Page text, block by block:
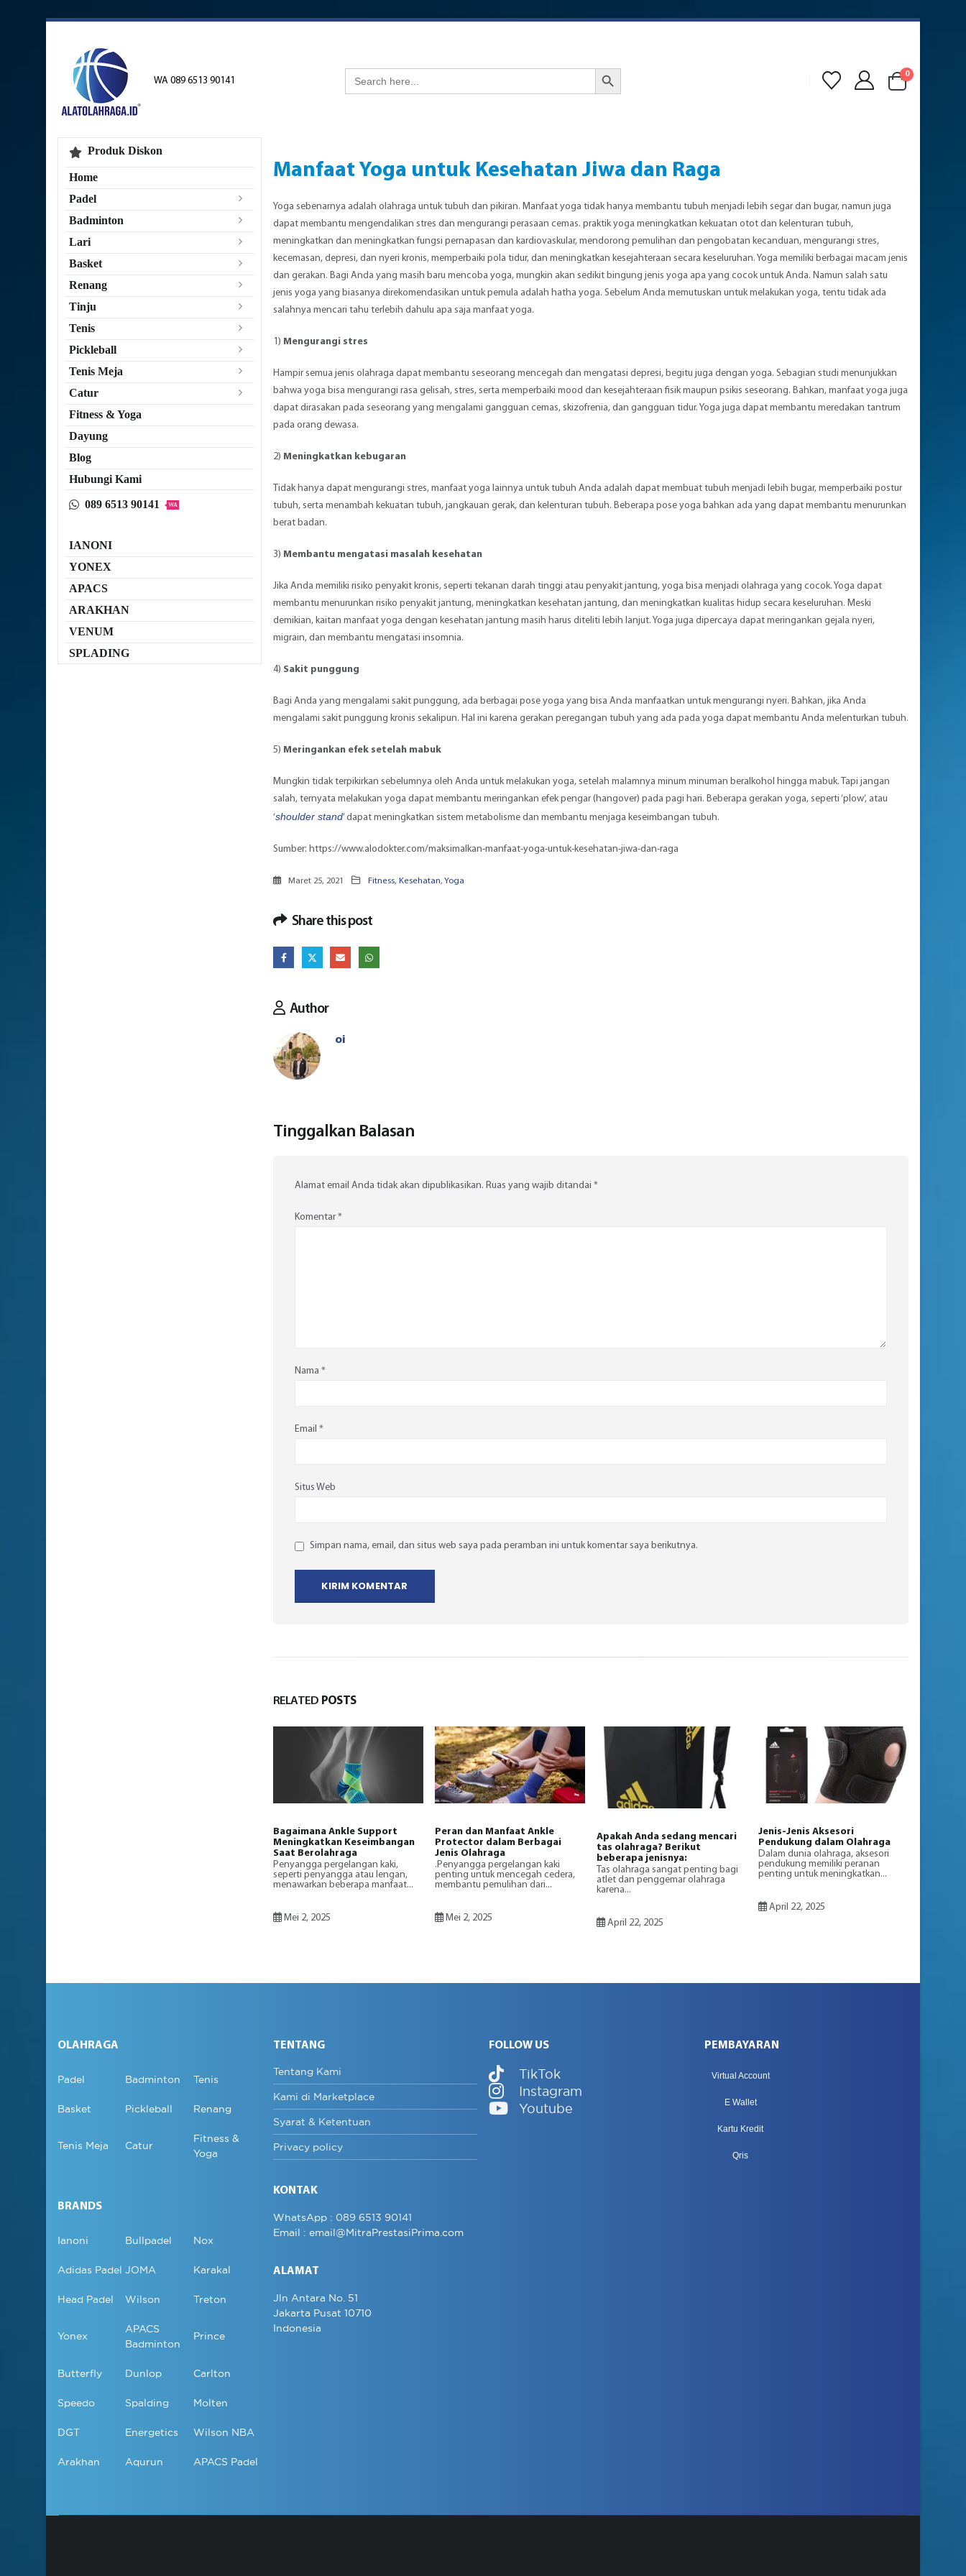
WA 089 6513 90141
Search
for:
Search Button
0
Manfaat Yoga untuk Kesehatan Jiwa dan Raga
Yoga sebenarnya adalah olahraga untuk tubuh dan pikiran. Manfaat yoga tidak hanya membantu tubuh menjadi lebih segar dan bugar, namun juga
dapat membantu mengendalikan stres dan mengurangi perasaan cemas. praktik yoga meningkatkan kekuatan otot dan kelenturan tubuh,
meningkatkan dan meningkatkan fungsi pernapasan dan kardiovaskular, mendorong pemulihan dan pengobatan kecanduan, mengurangi stres,
kecemasan, depresi, dan nyeri kronis, memperbaiki pola tidur, dan meningkatkan kesejahteraan secara keseluruhan. Yoga memiliki berbagai macam jenis
dan gerakan. Bagi Anda yang masih baru mencoba yoga, mungkin akan sedikit bingung jenis yoga apa yang cocok untuk Anda. Namun salah satu
jenis yoga yang biasanya direkomendasikan untuk pemula adalah hatha yoga. Sebelum Anda memutuskan untuk melakukan yoga, tentu tidak ada
salahnya mencari tahu terlebih dahulu apa saja manfaat yoga.
1) Mengurangi stres
Hampir semua jenis olahraga dapat membantu seseorang mencegah dan mengatasi depresi, begitu juga dengan yoga. Sebagian studi menunjukkan
bahwa yoga bisa mengurangi rasa gelisah, stres, serta memperbaiki mood dan kesejahteraan fisik maupun psikis seseorang. Bahkan, manfaat yoga juga
dapat dirasakan pada seseorang yang mengalami gangguan cemas, skizofrenia, dan gangguan tidur. Yoga juga dapat membantu meredakan tantrum
pada orang dewasa.
2) Meningkatkan kebugaran
Tidak hanya dapat mengurangi stres, manfaat yoga lainnya untuk tubuh Anda adalah dapat membuat tubuh menjadi lebih bugar, memperbaiki postur
tubuh, serta menambah kekuatan tubuh, jangkauan gerak, dan kelenturan tubuh. Beberapa pose yoga bahkan ada yang dapat membantu menurunkan
berat badan.
3) Membantu mengatasi masalah kesehatan
Jika Anda memiliki risiko penyakit kronis, seperti tekanan darah tinggi atau penyakit jantung, yoga bisa menjadi olahraga yang cocok. Yoga dapat
membantu menurunkan risiko penyakit jantung, meningkatkan kesehatan jantung, dan meningkatkan kualitas hidup secara keseluruhan. Meski
demikian, kaitan manfaat yoga dengan kesehatan jantung masih harus diteliti lebih lanjut. Yoga juga dipercaya dapat meringankan gejala nyeri,
migrain, dan membantu mengatasi insomnia.
4) Sakit punggung
Bagi Anda yang mengalami sakit punggung, ada berbagai pose yoga yang bisa Anda manfaatkan untuk mengurangi nyeri. Bahkan, jika Anda
mengalami sakit punggung kronis sekalipun. Hal ini karena gerakan peregangan tubuh yang ada pada yoga dapat membantu Anda melenturkan tubuh.
5) Meringankan efek setelah mabuk
Mungkin tidak terpikirkan sebelumnya oleh Anda untuk melakukan yoga, setelah malamnya minum minuman beralkohol hingga mabuk. Tapi jangan
salah, ternyata melakukan yoga dapat membantu meringankan efek pengar (hangover) pada pagi hari. Beberapa gerakan yoga, seperti ‘plow’, atau
‘shoulder stand’ dapat meningkatkan sistem metabolisme dan membantu menjaga keseimbangan tubuh.
Sumber: https://www.alodokter.com/maksimalkan-manfaat-yoga-untuk-kesehatan-jiwa-dan-raga
Maret 25, 2021 Fitness, Kesehatan, Yoga
Share this post
Author
oi
Tinggalkan Balasan
Alamat email Anda tidak akan dipublikasikan. Ruas yang wajib ditandai *
Komentar*
Nama *
Email *
Situs Web
Simpan nama, email, dan situs web saya pada peramban ini untuk komentar saya berikutnya.
RELATED POSTS
Bagaimana Ankle Support
Meningkatkan Keseimbangan
Saat Berolahraga
Penyangga pergelangan kaki,
seperti penyangga atau lengan,
menawarkan beberapa manfaat...
Mei 2, 2025
Peran dan Manfaat Ankle
Protector dalam Berbagai
Jenis Olahraga
.Penyangga pergelangan kaki
penting untuk mencegah cedera,
membantu pemulihan dari...
Mei 2, 2025
Apakah Anda sedang mencari
tas olahraga? Berikut
beberapa jenisnya:
Tas olahraga sangat penting bagi
atlet dan penggemar olahraga
karena...
April 22, 2025
Jenis-Jenis Aksesori
Pendukung dalam Olahraga
Dalam dunia olahraga, aksesori
pendukung memiliki peranan
penting untuk meningkatkan...
April 22, 2025
Produk Diskon
Home
Padel
Badminton
Lari
Basket
Renang
Tinju
Tenis
Pickleball
Tenis Meja
Catur
Fitness & Yoga
Dayung
Blog
Hubungi Kami
089 6513 90141 WA
IANONI
YONEX
APACS
ARAKHAN
VENUM
SPLADING
OLAHRAGA
Padel Badminton Tenis
Basket Pickleball Renang
Tenis Meja Catur
Fitness &
Yoga
BRANDS
Ianoni Bullpadel Nox
Adidas Padel JOMA Karakal
Head Padel Wilson Treton
Yonex
APACS
Badminton
Prince
Butterfly Dunlop Carlton
Speedo Spalding Molten
DGT Energetics Wilson NBA
Arakhan Aqurun APACS Padel
TENTANG
Tentang Kami
Kami di Marketplace
Syarat & Ketentuan
Privacy policy
KONTAK
WhatsApp : 089 6513 90141
Email : email@MitraPrestasiPrima.com
ALAMAT
Jln Antara No. 51
Jakarta Pusat 10710
Indonesia
FOLLOW US
TikTok
Instagram
Youtube
PEMBAYARAN
Virtual Account
E Wallet
Kartu Kredit
Qris